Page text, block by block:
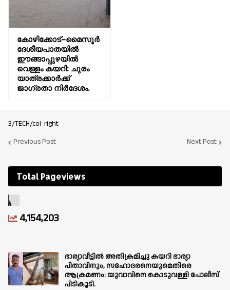
കോഴിക്കോട്–മൈസൂർ
ദേശീയപാതയിൽ
ഈങ്ങാപ്പുഴയിൽ
വെള്ളം കയറി: ചുരം
യാത്രക്കാർക്ക്
ജാഗ്രതാ നിർദേശം.
3/TECH/col-right
Previous Post
Next Post
Total Pageviews
4,154,203
ഭാര്യാവീട്ടിൽ അതിക്രമിച്ചു കയറി ഭാര്യാ
പിതാവിനും, സഹോദരനെയുമെതിരെ
ആക്രമണം: യുവാവിനെ കൊടുവള്ളി പോലീസ്
പിടികൂടി.